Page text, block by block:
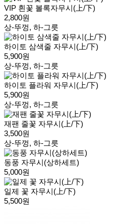
VIP 흰꽃 볼록자무시(上/下)
2,800원
상-뚜껑, 하-그릇
하이토 삼색줄 자무시(上/下)
5,900원
상-뚜껑, 하-그릇
하이토 플라워 자무시(上/下)
5,900원
상-뚜껑, 하-그릇
재팬 줄꽃 자무시(上/下)
3,500원
상-뚜껑, 하-그릇
동풍 자무시(상하세트)
5,000원
일제 꽃 자무시(上/下)
5,500원